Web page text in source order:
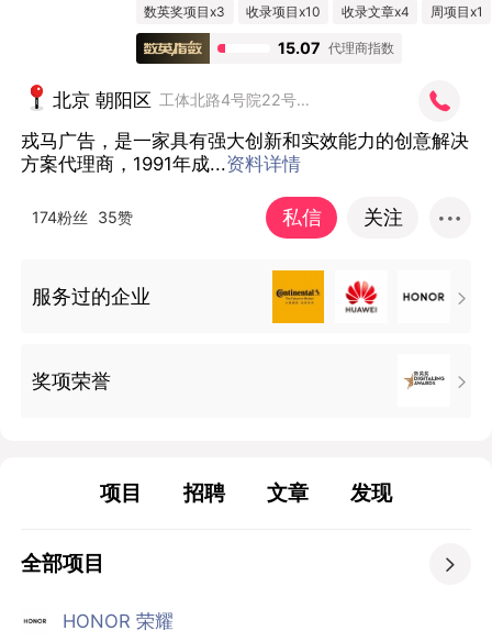
数英奖项目x3 收录项目x10 收录文章x4 周项目x1
15.07 代理商指数
北京 朝阳区 工体北路4号院22号楼3层
戎马广告，是一家具有强大创新和实效能力的创意解决
方案代理商，1991年成...资料详情
174粉丝 35赞 私信 关注
服务过的企业 
奖项荣誉 
项目 招聘 文章 发现
全部项目 
HONOR 荣耀